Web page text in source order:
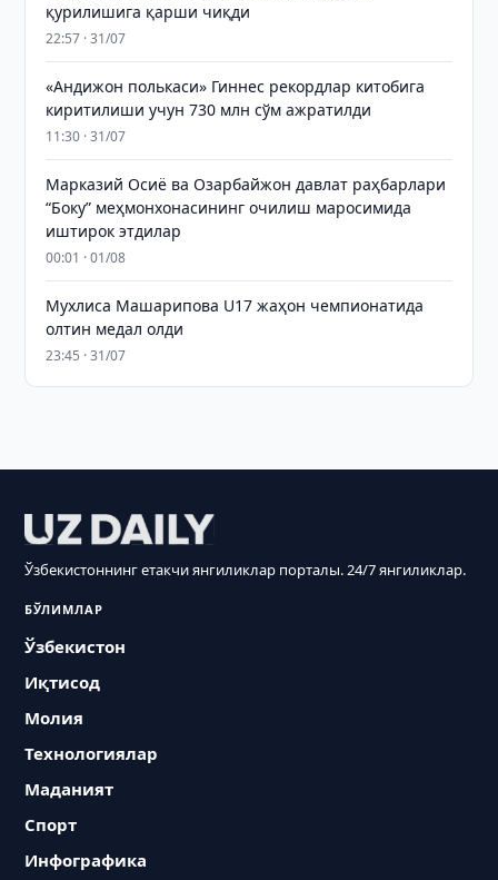
қурилишига қарши чиқди
22:57 · 31/07
«Андижон полькаси» Гиннес рекордлар китобига
киритилиши учун 730 млн сўм ажратилди
11:30 · 31/07
Марказий Осиё ва Озарбайжон давлат раҳбарлари
“Боку” меҳмонхонасининг очилиш маросимида
иштирок этдилар
00:01 · 01/08
Мухлиса Машарипова U17 жаҳон чемпионатида
олтин медал олди
23:45 · 31/07
Ўзбекистоннинг етакчи янгиликлар порталы. 24/7 янгиликлар.
БЎЛИМЛАР
Ўзбекистон
Иқтисод
Молия
Технологиялар
Маданият
Спорт
Инфографика